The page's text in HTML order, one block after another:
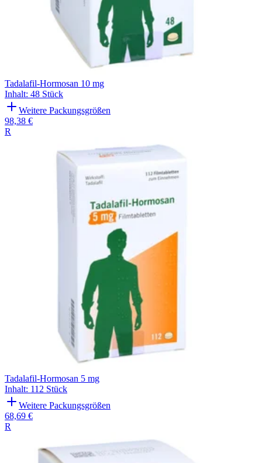
Tadalafil-Hormosan 10 mg
Inhalt: 48 Stück
Weitere Packungsgrößen
98,38 €
R
Tadalafil-Hormosan 5 mg
Inhalt: 112 Stück
Weitere Packungsgrößen
68,69 €
R